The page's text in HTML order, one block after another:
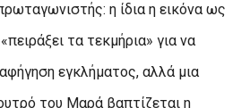
η ίδια η εικόνα ως
τα τεκμήρια» για να
εγκλήματος, αλλά μια
του Μαρά βαπτίζεται η